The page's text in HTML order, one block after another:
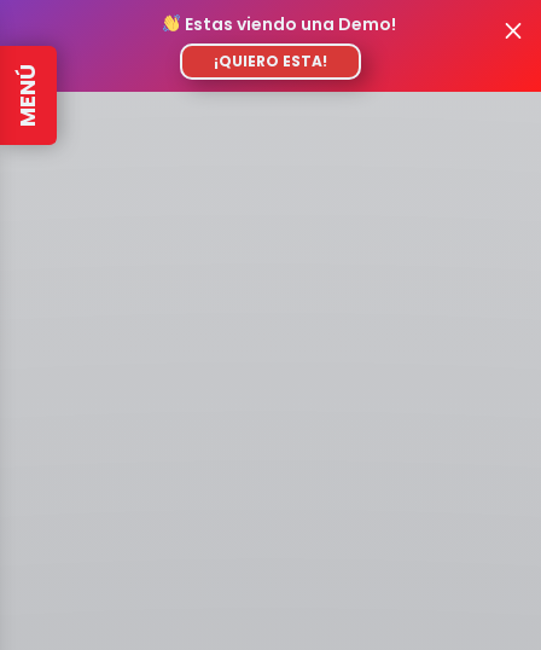
MENÚ
Estas viendo una Demo!
¡QUIERO ESTA!